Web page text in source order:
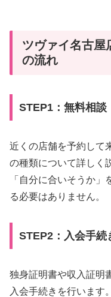
ツヴァイ名古屋
の流れ
STEP1：無料相談
近くの店舗を予約して
の種類について詳しく
「自分に合いそうか
る必要はありません。
STEP2：入会手続
独身証明書や収入証明
入会手続きを行います。